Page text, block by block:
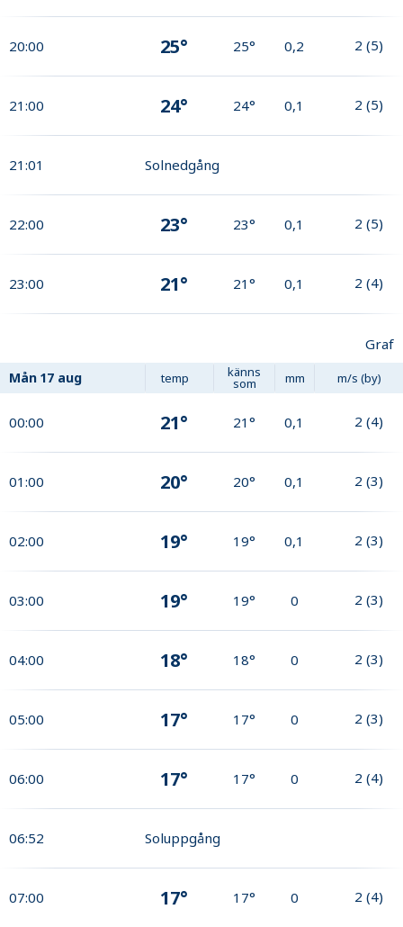
20:00 25° 25° 0,2 2 (5)
21:00 24° 24° 0,1 2 (5)
21:01 Solnedgång
22:00 23° 23° 0,1 2 (5)
23:00 21° 21° 0,1 2 (4)
Graf
Mån 17 aug temp känns
som mm m/s (by)
00:00 21° 21° 0,1 2 (4)
01:00 20° 20° 0,1 2 (3)
02:00 19° 19° 0,1 2 (3)
03:00 19° 19° 0 2 (3)
04:00 18° 18° 0 2 (3)
05:00 17° 17° 0 2 (3)
06:00 17° 17° 0 2 (4)
06:52 Soluppgång
07:00 17° 17° 0 2 (4)